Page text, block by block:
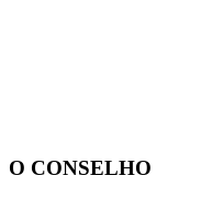
O CONSELHO